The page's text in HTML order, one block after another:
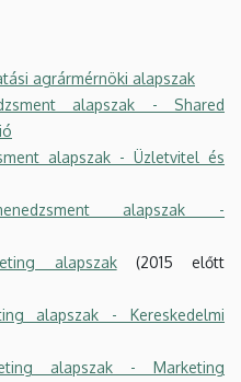
agrármérnöki alapszak
alapszak - Shared
alapszak - Üzletvitel és
alapszak -
alapszak(2015 előtt
alapszak - Kereskedelmi
alapszak - Marketing